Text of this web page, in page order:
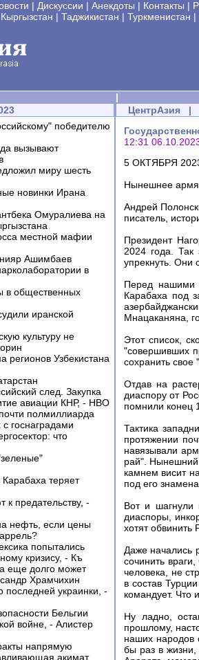
| Дискуссии | Анекдоты | Контакты |
Кыргызстан | Таджикистан | Туркменистан |
|
победителю
вызывают
миру шесть
новинки Ирана
Омуралиева на
местной мафии
Ашимбаев
в
в общественных
иранской
культуру не
Узбекистана
след. Закупка
авиации КНР, - НВО
полмиллиарда
госнаградами
что
теряет
к предательству, -
нефть, если цены
попытались
кризису, - Къ
еще долго может
Храмчихин
последней украинки, -
Бельгии
войне, - Алистер
напрямую
акимат
ЦентрАзия |
12:31
5 ОКТЯБРЯ
Нынешнее
Андрей
писатель,
Президент
2024 года. Так
упрекнуть. Они
Перед нашими
Карабаха под
Мнацаканяна,
Этот список,
"совершивших
сохранить
Отдав на
диаспору от
помнили конец
Тактика
протяжении
навязывали
рай". Нынешний
камнем висит
под его
Вот и шагнули
диаспоры,
хотят обвинить
Даже начались
сочинить
человека, не
в состав
командует. Что
Ну ладно,
прошлому,
наших народов
бы раз в